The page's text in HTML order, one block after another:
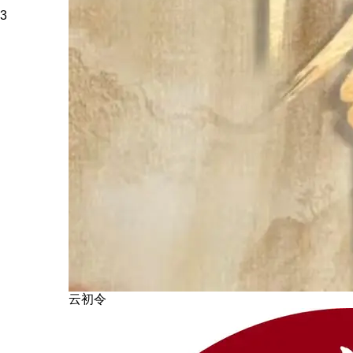
3
云初令